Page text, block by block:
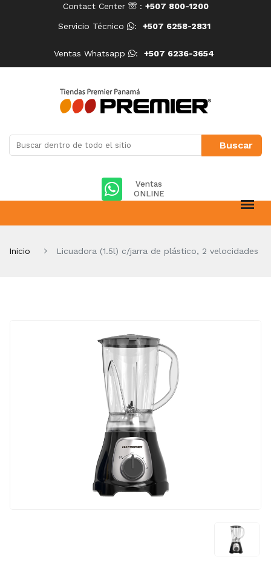
Contact Center : +507 800-1200
Servicio Técnico : +507 6258-2831
Ventas Whatsapp : +507 6236-3654
Ventas
ONLINE
Inicio Licuadora (1.5l) c/jarra de plástico, 2 velocidades